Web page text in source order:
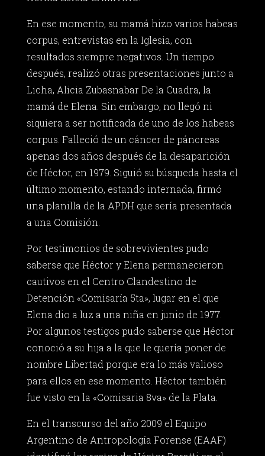
En ese momento, su mamá hizo varios habeas
corpus, entrevistas en la Iglesia, con
resultados siempre negativos. Un tiempo
después, realizó otras presentaciones junto a
Licha, Alicia Zubasnabar De la Cuadra, la
mamá de Elena. Sin embargo, no llegó ni
siquiera a ser notificada de uno de los habeas
corpus. Falleció de un cáncer de páncreas
apenas dos años después de la desaparición
de Héctor, en 1979. Siguió su búsqueda hasta el
último momento, estando internada, firmó
una planilla de la APDH que sería presentada
a una Comisión.
Por testimonios de sobrevivientes pudo
saberse que Héctor y Elena permanecieron
cautivos en el Centro Clandestino de
Detención «Comisaría 5ta», lugar en el que
Elena dio a luz a una niña en junio de 1977.
Por algunos testigos pudo saberse que Héctor
conoció a su hija a la que le quería poner de
nombre Libertad porque era lo más valioso
para ellos en ese momento. Héctor también
fue visto en la «Comisaria 8va» de la Plata.
En el transcurso del año 2009 el Equipo
Argentino de Antropología Forense (EAAF)